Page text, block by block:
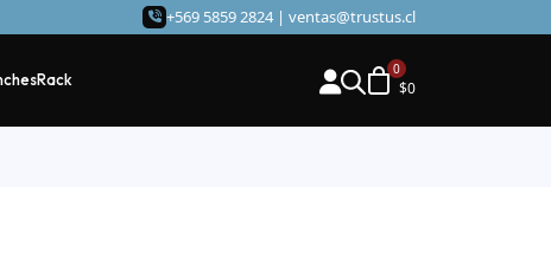
+569 5859 2824 | ventas@trustus.cl
Rack $0